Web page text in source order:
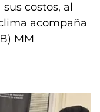
costos, al
acompaña
MM